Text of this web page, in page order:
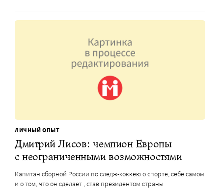
ЛИЧНЫЙ ОПЫТ
Дмитрий Лисов: чемпион Европы
с неограниченными возможностями
Капитан сборной России по следж-хоккею о спорте, себе самом
и о том, что он сделает , став президентом страны